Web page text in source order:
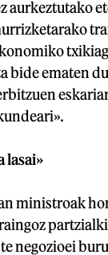
aurkeztutako
bide ematen
lasai»
ministroak
negozioei